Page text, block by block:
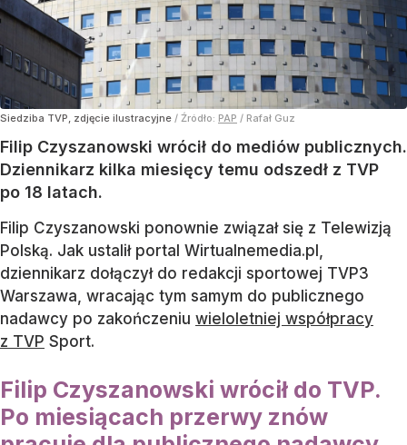
Siedziba TVP, zdjęcie ilustracyjne / Źródło: PAP / Rafał Guz
Filip Czyszanowski wrócił do mediów publicznych.
Dziennikarz kilka miesięcy temu odszedł z TVP
po 18 latach.
Filip Czyszanowski ponownie związał się z Telewizją
Polską. Jak ustalił portal Wirtualnemedia.pl,
dziennikarz dołączył do redakcji sportowej TVP3
Warszawa, wracając tym samym do publicznego
nadawcy po zakończeniu wieloletniej współpracy
z TVP Sport.
Filip Czyszanowski wrócił do TVP.
Po miesiącach przerwy znów